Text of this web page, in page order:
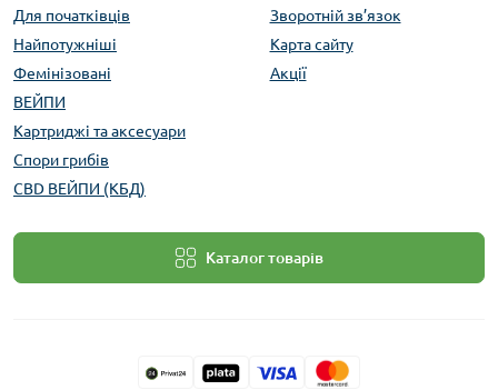
Для початківців
Найпотужніші
Фемінізовані
ВЕЙПИ
Картриджі та аксесуари
Спори грибів
CBD ВЕЙПИ (КБД)
Зворотній зв’язок
Карта сайту
Акції
Каталог товарів